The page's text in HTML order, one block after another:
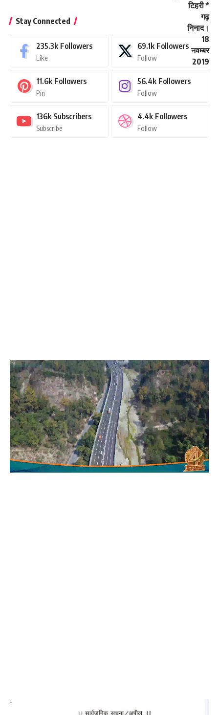
Stay Connected
235.3k Followers
Like
69.1k Followers
Follow
11.6k Followers
Pin
56.4k Followers
Follow
136k Subscribers
Subscribe
4.4k Followers
Follow